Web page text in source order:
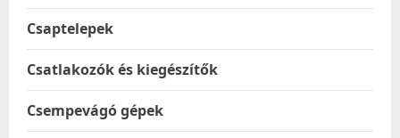
Csaptelepek
Csatlakozók és kiegészítők
Csempevágó gépek